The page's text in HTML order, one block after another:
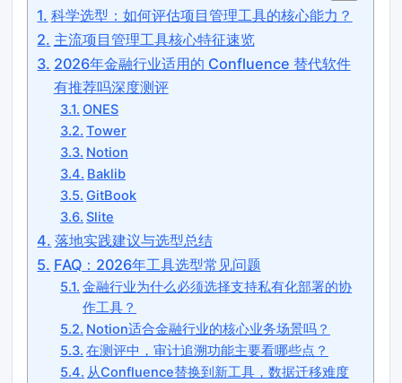
科学选型：如何评估项目管理工具的核心能力？
主流项目管理工具核心特征速览
2026年金融行业适用的 Confluence 替代软件
有推荐吗深度测评
ONES
Tower
Notion
Baklib
GitBook
Slite
落地实践建议与选型总结
FAQ：2026年工具选型常见问题
金融行业为什么必须选择支持私有化部署的协
作工具？
Notion适合金融行业的核心业务场景吗？
在测评中，审计追溯功能主要看哪些点？
从Confluence替换到新工具，数据迁移难度